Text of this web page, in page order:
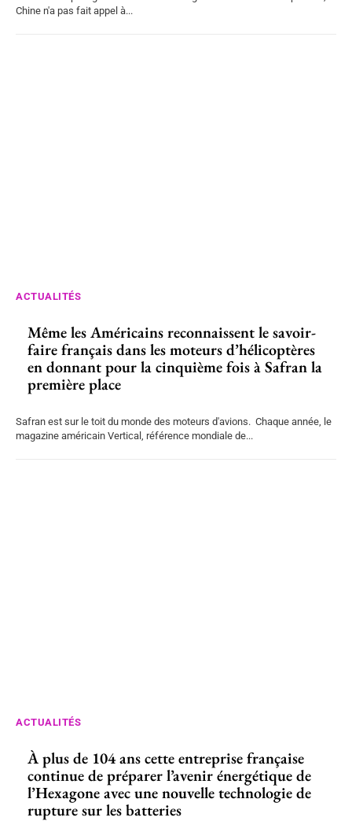
Chine n'a pas fait appel à...
ACTUALITÉS
Même les Américains reconnaissent le savoir-
faire français dans les moteurs d’hélicoptères
en donnant pour la cinquième fois à Safran la
première place
Safran est sur le toit du monde des moteurs d'avions. Chaque année, le
magazine américain Vertical, référence mondiale de...
ACTUALITÉS
À plus de 104 ans cette entreprise française
continue de préparer l’avenir énergétique de
l’Hexagone avec une nouvelle technologie de
rupture sur les batteries